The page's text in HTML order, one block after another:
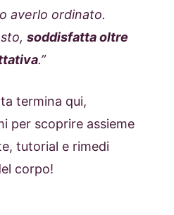
averlo ordinato.
soddisfatta oltre
.”
termina qui,
per scoprire assieme
tutorial e rimedi
corpo!